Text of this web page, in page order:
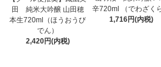
田 純米大吟醸 山田穂
本生720ml（ほうおうび
でん）
2,420円(内税)
辛720ml （でわざく
1,716円(内税)